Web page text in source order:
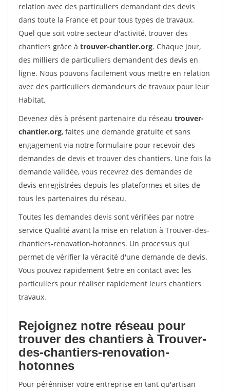
relation avec des particuliers demandant des devis
dans toute la France et pour tous types de travaux.
Quel que soit votre secteur d'activité, trouver des
chantiers grâce à trouver-chantier.org. Chaque jour,
des milliers de particuliers demandent des devis en
ligne. Nous pouvons facilement vous mettre en relation
avec des particuliers demandeurs de travaux pour leur
Habitat.
Devenez dès à présent partenaire du réseau trouver-
chantier.org, faites une demande gratuite et sans
engagement via notre formulaire pour recevoir des
demandes de devis et trouver des chantiers. Une fois la
demande validée, vous recevrez des demandes de
devis enregistrées depuis les plateformes et sites de
tous les partenaires du réseau.
Toutes les demandes devis sont vérifiées par notre
service Qualité avant la mise en relation à Trouver-des-
chantiers-renovation-hotonnes. Un processus qui
permet de vérifier la véracité d'une demande de devis.
Vous pouvez rapidement $etre en contact avec les
particuliers pour réaliser rapidement leurs chantiers
travaux.
Rejoignez notre réseau pour
trouver des chantiers à Trouver-
des-chantiers-renovation-
hotonnes
Pour pérénniser votre entreprise en tant qu'artisan